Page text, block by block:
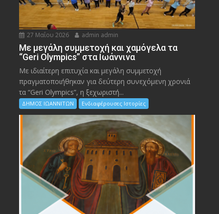
27 Μαΐου 2026 admin admin
Με μεγάλη συμμετοχή και χαμόγελα τα
“Geri Olympics” στα Ιωάννινα
Με ιδιαίτερη επιτυχία και μεγάλη συμμετοχή
πραγματοποιήθηκαν για δεύτερη συνεχόμενη χρονιά
τα “Geri Olympics”, η ξεχωριστή...
ΔΗΜΟΣ ΙΩΑΝΝΙΤΩΝ Ενδιαφέρουσες Ιστορίες